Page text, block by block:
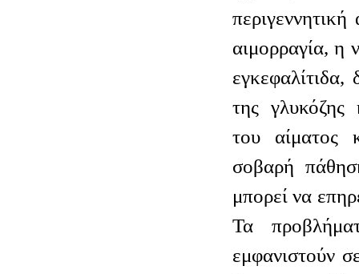
αιμορραγία, η
εγκεφαλίτιδα,
της γλυκόζης
του αίματος
σοβαρή
μπορεί να
Τα
εμφανιστούν